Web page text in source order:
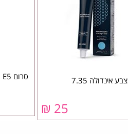
צבע אינדולה 7.35
25 ₪